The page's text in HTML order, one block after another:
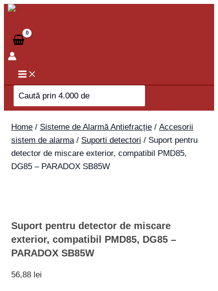
Skip
content
Search
for:
Home / Sisteme de Alarmă Antiefracție / Accesorii
sistem de alarma/ Suporti detectori / Suport pentru
detector de miscare exterior, compatibil PMD85,
DG85 – PARADOX SB85W
Suport pentru detector de miscare
exterior, compatibil PMD85, DG85 –
PARADOX SB85W
56,88 lei